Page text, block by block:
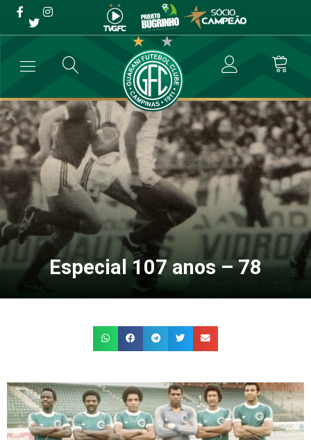
Especial 107 anos – 78
→ Sócio Campeão → Especial 107 anos – 78
Especial 107 anos – 78